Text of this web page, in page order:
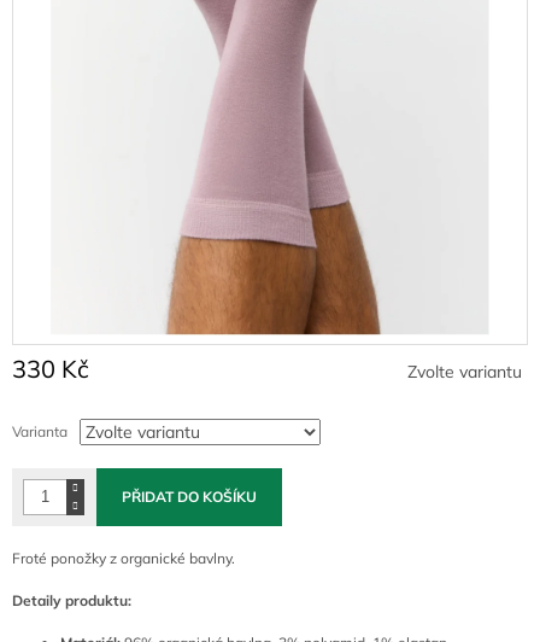
330 Kč
cena:
Zvolte variantu
Varianta
PŘIDAT DO KOŠÍKU
Froté ponožky z organické bavlny.
Detaily produktu: